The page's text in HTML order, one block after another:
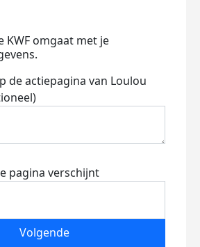
KWF omgaat met je
de actiepagina van Loulou
pagina verschijnt
Volgende